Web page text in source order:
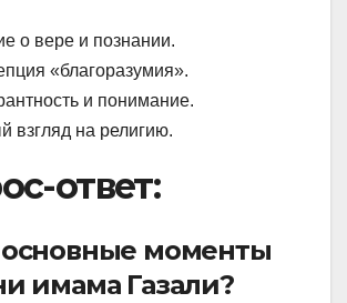
о вере и познании.
«благоразумия».
и понимание.
взгляд на религию.
ответ:
моменты
имама Газали?